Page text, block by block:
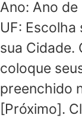
Ano: Ano
UF:
sua Cidade.
coloque
preenchido
[Próximo].